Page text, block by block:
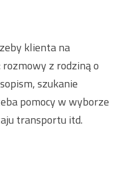
klienta na
rozmowy z rodziną o
szukanie
pomocy w wyborze
transportu itd.